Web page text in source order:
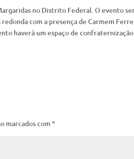
no Distrito Federal. O evento
com a presença de Carmem
haverá um espaço de
marcados com *